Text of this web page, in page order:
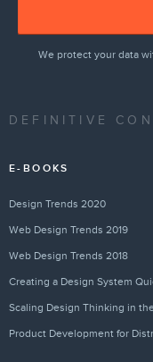
We protect your data
DEFINITIVE
E-BOOKS
Design Trends 2020
Web Design Trends 2019
Web Design Trends 2018
Creating a Design System
Scaling Design Thinking in
Product Development for